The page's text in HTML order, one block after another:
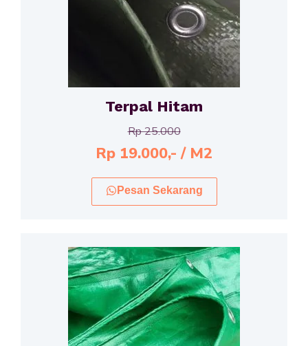
Terpal Hitam
Rp 25.000
Rp 19.000,- / M2
Pesan Sekarang